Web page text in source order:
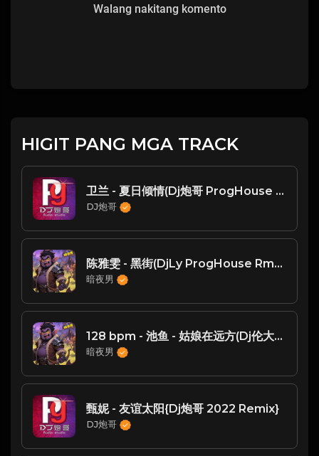
Walang nakitang komento
HIGIT PANG MGA TRACK
卫兰 - 夏日倾情(Dj炮哥 ProgHouse Mix粤语女)
DJ炮哥
陈雅雯 - 黑街(DjLy ProgHouse Rmx 2023 粤语)
暗夜男
128 bpm - 池鱼 - 姑娘在远方(Dj伦大人 ProgHouse Rmx 2023)e
暗夜男
甄妮 - 友谊太阳{Dj炮哥 2022 Remix}
DJ炮哥